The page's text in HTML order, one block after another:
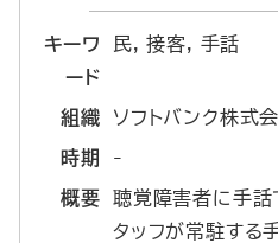
キーワ
ード
民, 接客, 手話
組織 ソフトバンク株式
時期 -
概要
聴覚障害者に手話
タッフが常駐する